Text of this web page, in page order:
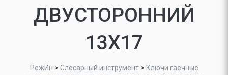
ДВУСТОРОННИЙ
13Х17
РежИн > Слесарный инструмент> Ключи гаечные